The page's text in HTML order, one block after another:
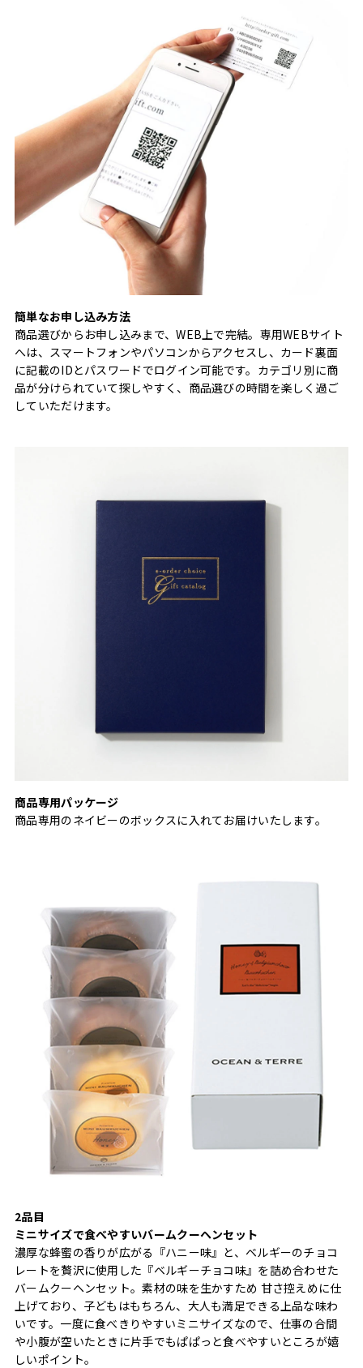
簡単なお申し込み方法
商品選びからお申し込みまで、WEB上で完結。専用WEBサイト
へは、スマートフォンやパソコンからアクセスし、カード裏面
に記載のIDとパスワードでログイン可能です。カテゴリ別に商
品が分けられていて探しやすく、商品選びの時間を楽しく過ご
していただけます。
商品専用パッケージ
商品専用のネイビーのボックスに入れてお届けいたします。
2品目
ミニサイズで食べやすいバームクーヘンセット
濃厚な蜂蜜の香りが広がる『ハニー味』と、ベルギーのチョコ
レートを贅沢に使用した『ベルギーチョコ味』を詰め合わせた
バームクーヘンセット。素材の味を生かすため 甘さ控えめに仕
上げており、子どもはもちろん、大人も満足できる上品な味わ
いです。一度に食べきりやすいミニサイズなので、仕事の合間
や小腹が空いたときに片手でもぱぱっと食べやすいところが嬉
しいポイント。